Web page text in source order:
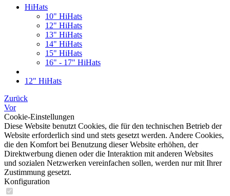
HiHats
10" HiHats
12" HiHats
13" HiHats
14" HiHats
15" HiHats
16" - 17" HiHats
12" HiHats
Zurück
Vor
Cookie-Einstellungen
Diese Website benutzt Cookies, die für den technischen Betrieb der
Website erforderlich sind und stets gesetzt werden. Andere Cookies,
die den Komfort bei Benutzung dieser Website erhöhen, der
Direktwerbung dienen oder die Interaktion mit anderen Websites
und sozialen Netzwerken vereinfachen sollen, werden nur mit Ihrer
Zustimmung gesetzt.
Konfiguration